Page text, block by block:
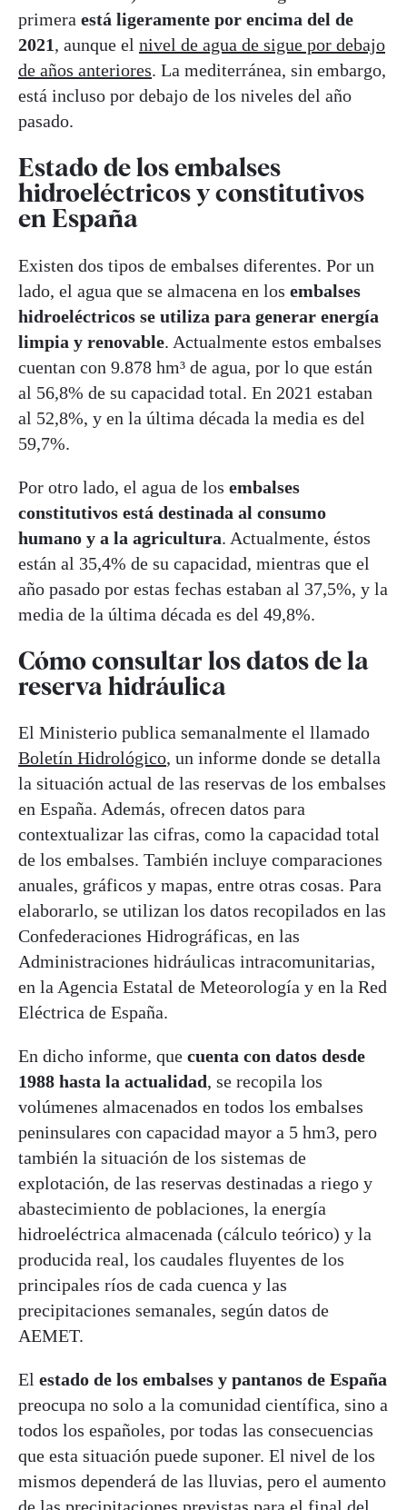
primera está ligeramente por encima del de
2021, aunque el nivel de agua de sigue por debajo
de años anteriores. La mediterránea, sin embargo,
está incluso por debajo de los niveles del año
pasado.
Estado de los embalses
hidroeléctricos y constitutivos
en España
Existen dos tipos de embalses diferentes. Por un
lado, el agua que se almacena en los embalses
hidroeléctricos se utiliza para generar energía
limpia y renovable. Actualmente estos embalses
cuentan con 9.878 hm³ de agua, por lo que están
al 56,8% de su capacidad total. En 2021 estaban
al 52,8%, y en la última década la media es del
59,7%.
Por otro lado, el agua de los embalses
constitutivos está destinada al consumo
humano y a la agricultura. Actualmente, éstos
están al 35,4% de su capacidad, mientras que el
año pasado por estas fechas estaban al 37,5%, y la
media de la última década es del 49,8%.
Cómo consultar los datos de la
reserva hidráulica
El Ministerio publica semanalmente el llamado
Boletín Hidrológico, un informe donde se detalla
la situación actual de las reservas de los embalses
en España. Además, ofrecen datos para
contextualizar las cifras, como la capacidad total
de los embalses. También incluye comparaciones
anuales, gráficos y mapas, entre otras cosas. Para
elaborarlo, se utilizan los datos recopilados en las
Confederaciones Hidrográficas, en las
Administraciones hidráulicas intracomunitarias,
en la Agencia Estatal de Meteorología y en la Red
Eléctrica de España.
En dicho informe, que cuenta con datos desde
1988 hasta la actualidad, se recopila los
volúmenes almacenados en todos los embalses
peninsulares con capacidad mayor a 5 hm3, pero
también la situación de los sistemas de
explotación, de las reservas destinadas a riego y
abastecimiento de poblaciones, la energía
hidroeléctrica almacenada (cálculo teórico) y la
producida real, los caudales fluyentes de los
principales ríos de cada cuenca y las
precipitaciones semanales, según datos de
AEMET.
El estado de los embalses y pantanos de España
preocupa no solo a la comunidad científica, sino a
todos los españoles, por todas las consecuencias
que esta situación puede suponer. El nivel de los
mismos dependerá de las lluvias, pero el aumento